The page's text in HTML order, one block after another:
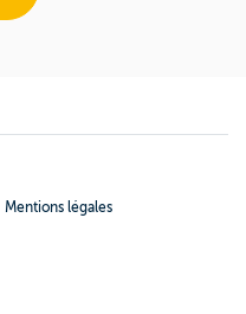
Mentions légales